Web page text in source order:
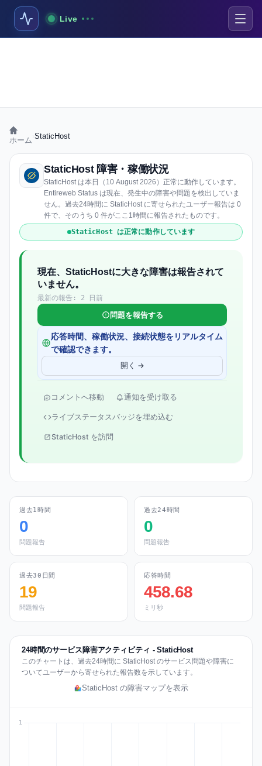
Live
ホーム StaticHost
StaticHost 障害・稼働状況
StaticHost は本日（10 August 2026）正常に動作しています。
Entireweb Status は現在、発生中の障害や問題を検出していま
せん。過去24時間に StaticHost に寄せられたユーザー報告は 0
件で、そのうち 0 件がここ1時間に報告されたものです。
StaticHost は正常に動作しています
現在、StaticHostに大きな障害は報告されて
いません。
最新の報告: 2 日前
問題を報告する
応答時間、稼働状況、接続状態をリアルタイム
で確認できます。
開く →
コメントへ移動 通知を受け取る
ライブステータスバッジを埋め込む
StaticHost を訪問
過去1時間
0
問題報告
過去24時間
0
問題報告
過去30日間
19
問題報告
応答時間
458.68
ミリ秒
24時間のサービス障害アクティビティ - StaticHost
このチャートは、過去24時間に StaticHost のサービス問題や障害に
ついてユーザーから寄せられた報告数を示しています。
StaticHost の障害マップを表示